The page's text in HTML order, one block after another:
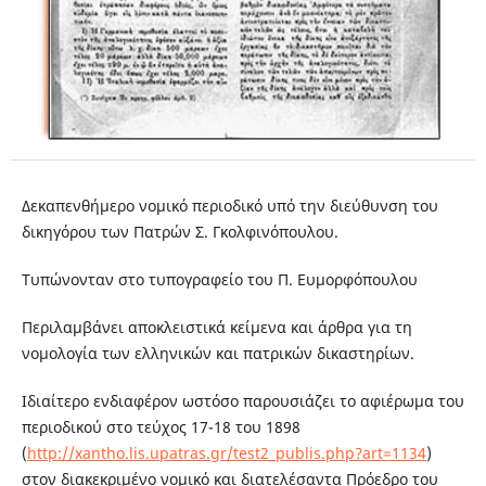
Δεκαπενθήμερο νομικό περιοδικό υπό την διεύθυνση του
δικηγόρου των Πατρών Σ. Γκολφινόπουλου.
Τυπώνονταν στο τυπογραφείο του Π. Ευμορφόπουλου
Περιλαμβάνει αποκλειστικά κείμενα και άρθρα για τη
νομολογία των ελληνικών και πατρικών δικαστηρίων.
Ιδιαίτερο ενδιαφέρον ωστόσο παρουσιάζει το αφιέρωμα του
περιοδικού στο τεύχος 17-18 του 1898
(http://xantho.lis.upatras.gr/test2_publis.php?art=1134)
στον διακεκριμένο νομικό και διατελέσαντα Πρόεδρο του